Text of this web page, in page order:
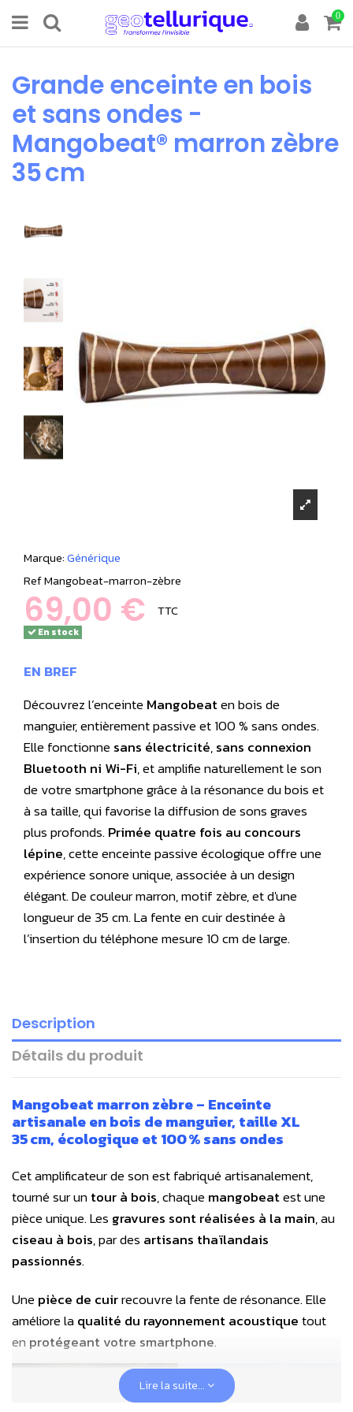
0
Grande enceinte en bois
et sans ondes -
Mangobeat® marron zèbre
35 cm
Marque:Générique
RefMangobeat-marron-zèbre
69,00 € TTC
En stock
EN BREF
Découvrez l’enceinteMangobeaten bois de
manguier, entièrement passive et 100 % sans ondes.
Elle fonctionnesans électricité,sans connexion
Bluetooth ni Wi-Fi, et amplifie naturellement le son
de votre smartphone grâce à la résonance du bois et
à sa taille, qui favorise la diffusion de sons graves
plus profonds.Primée quatre fois au concours
lépine, cette enceinte passive écologique offre une
expérience sonore unique, associée à un design
élégant. De couleur marron, motif zèbre, et d'une
longueur de 35 cm. La fente en cuir destinée à
l’insertion du téléphone mesure 10 cm de large.
Description
Détails du produit
Mangobeat marron zèbre– Enceinte
artisanale en bois de manguier, taille XL
35 cm, écologique et 100 % sans ondes
Cetamplificateur de sonest fabriqué artisanalement,
tourné sur untour à bois, chaquemangobeatest une
pièce unique. Les gravures sont réalisées à la main, au
ciseau à bois, par des artisans thaïlandais
passionnés.
Unepièce de cuirrecouvre la fente de résonance. Elle
améliore laqualité du rayonnement acoustiquetout
en protégeant votre smartphone.
Lire la suite...